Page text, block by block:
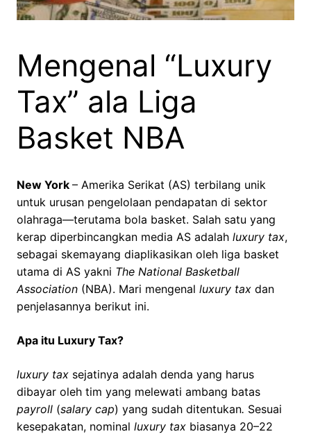
Mengenal “Luxury
Tax” ala Liga
Basket NBA
New York – Amerika Serikat (AS) terbilang unik
untuk urusan pengelolaan pendapatan di sektor
olahraga—terutama bola basket. Salah satu yang
kerap diperbincangkan media AS adalah luxury tax,
sebagai skemayang diaplikasikan oleh liga basket
utama di AS yakni The National Basketball
Association (NBA). Mari mengenal luxury tax dan
penjelasannya berikut ini.
Apa itu Luxury Tax?
luxury tax sejatinya adalah denda yang harus
dibayar oleh tim yang melewati ambang batas
payroll (salary cap) yang sudah ditentukan. Sesuai
kesepakatan, nominal luxury tax biasanya 20–22